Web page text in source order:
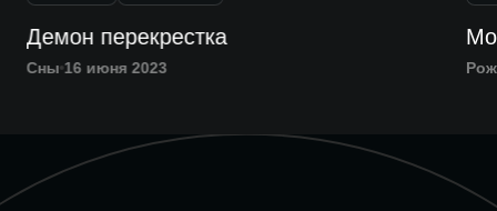
Демон перекрестка
Сны 16 июня 2023